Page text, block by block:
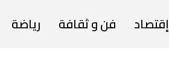
إقتصاد فن و ثقافة رياضة